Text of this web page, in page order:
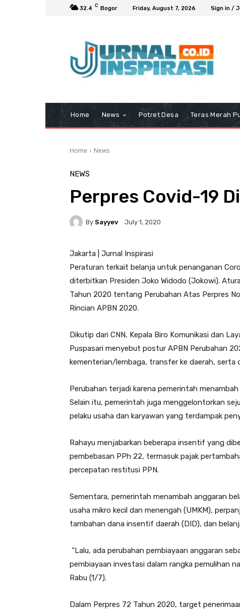
32.4 C Bogor Friday, August 7, 2026 Sign in /
Home News Potret Desa Teras Merah
Home News
NEWS
Perpres Covid-19
By Sayyev July 1, 2020
Jakarta | Jurnal Inspirasi
Peraturan terkait belanja untuk penanganan
diterbitkan Presiden Joko Widodo (Jokowi).
Tahun 2020 tentang Perubahan Atas Perpres
Rincian APBN 2020.
Dikutip dari CNN, Kepala Biro Komunikasi dan
Puspasari menyebut postur APBN Perubahan
kementerian/lembaga, transfer ke daerah, serta
Perubahan terjadi karena pemerintah
Selain itu, pemerintah juga menggelontorkan
pelaku usaha dan karyawan yang terdampak
Rahayu menjabarkan beberapa insentif yang
pembebasan PPh 22, termasuk pajak
percepatan restitusi PPN.
Sementara, pemerintah menambah anggaran
usaha mikro kecil dan menengah (UMKM),
tambahan dana insentif daerah (DID), dan
“Lalu, ada perubahan pembiayaan anggaran
pembiayaan investasi dalam rangka pemulihan
Rabu (1/7).
Dalam Perpres 72 Tahun 2020, target